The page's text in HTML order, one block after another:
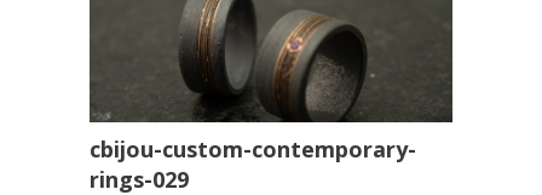
cbijou-custom-contemporary-
rings-029